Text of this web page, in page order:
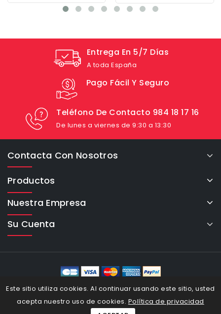
Entrega En 5/7 Días
A toda España
Pago Fácil Y Seguro
Teléfono De Contacto 984 18 17 16
De lunes a viernes de 9:30 a 13:30
Contacta Con Nosotros
Productos
Nuestra Empresa
Su Cuenta
Este sitio utiliza cookies. Al continuar usando este sitio, usted
acepta nuestro uso de cookies. Política de privacidad
eCommerce Cybertron © 2026